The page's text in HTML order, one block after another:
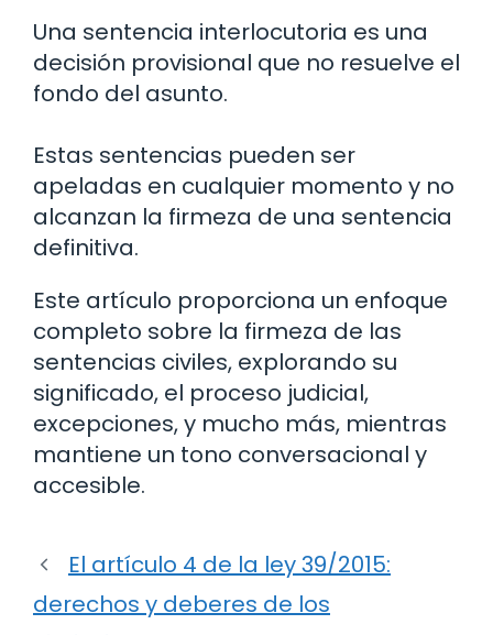
Una sentencia interlocutoria es una
decisión provisional que no resuelve el
fondo del asunto.
Estas sentencias pueden ser
apeladas en cualquier momento y no
alcanzan la firmeza de una sentencia
definitiva.
Este artículo proporciona un enfoque
completo sobre la firmeza de las
sentencias civiles, explorando su
significado, el proceso judicial,
excepciones, y mucho más, mientras
mantiene un tono conversacional y
accesible.
El artículo 4 de la ley 39/2015:
derechos y deberes de los